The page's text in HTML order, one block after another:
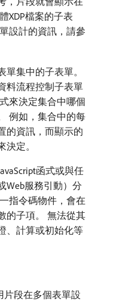
XDP檔案的子表
設計的資訊，請參
集中的子表單。
料流程控制子表單
來決定集合中哪個
例如，集合中的每
的資訊，而顯示的
定。
函式或與任
Web服務引動）分
指令碼物件，會在
的子項。 無法從其
、計算或初始化等
片段在多個表單設